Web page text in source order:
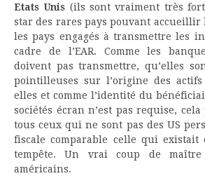
Etats Unis (ils sont vraiment très
star des rares pays pouvant
les pays engagés à transmettre les
cadre de l’EAR. Comme les
doivent pas transmettre, qu’elles
pointilleuses sur l’origine des
elles et comme l’identité du
sociétés écran n’est pas requise, cela
tous ceux qui ne sont pas des US
fiscale comparable celle qui existait
tempête. Un vrai coup de maître
américains.